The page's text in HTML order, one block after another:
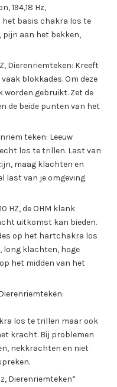
194,18 Hz,
het basis chakra los te
pijn aan het bekken,
Dierenriemteken: Kreeft
blokkades. Om deze
worden gebruikt. Zet de
de beide punten van het
teken: Leeuw
los te trillen. Last van
maag klachten en
last van je omgeving
HZ, de OHM klank
uitkomst kan bieden.
op het hartchakra los
long klachten, hoge
het midden van het
los te trillen maar ook
kracht. Bij problemen
nekkrachten en niet
Dierenriemteken”